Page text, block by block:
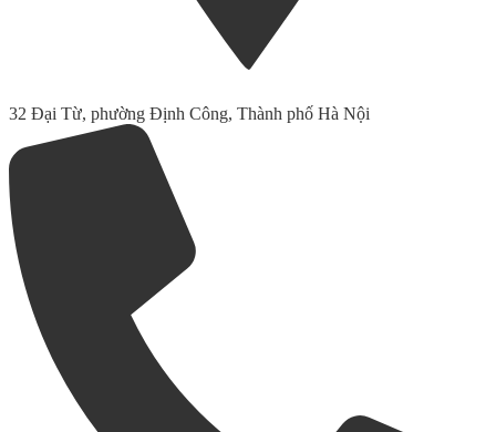
32 Đại Từ, phường Định Công, Thành phố Hà Nội